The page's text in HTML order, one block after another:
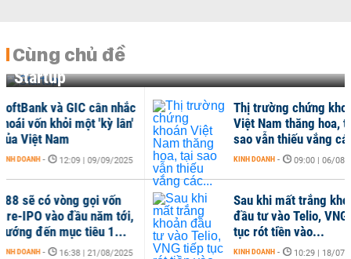
Cùng chủ đề
Startup
Thị trường chứng khoán
Việt Nam thăng hoa, tại
sao vẫn thiếu vắng các...
KINH DOANH 09:00 | 06/08/2025
Sau khi mất trắng khoản
đầu tư vào Telio, VNG tiếp
tục rót tiền vào...
KINH DOANH 10:29 | 18/07/2025
số
KINH
KINH